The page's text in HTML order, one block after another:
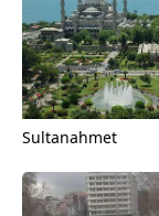
Sultanahmet